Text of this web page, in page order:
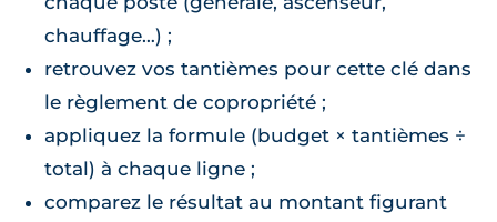
chauffage…) ;
retrouvez vos tantièmes pour cette clé dans
le règlement de copropriété ;
appliquez la formule (budget × tantièmes ÷
total) à chaque ligne ;
comparez le résultat au montant figurant